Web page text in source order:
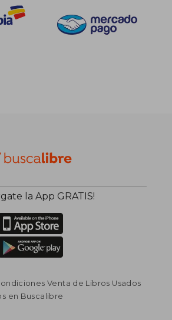
la App GRATIS!
Venta de Libros Usados
en Buscalibre